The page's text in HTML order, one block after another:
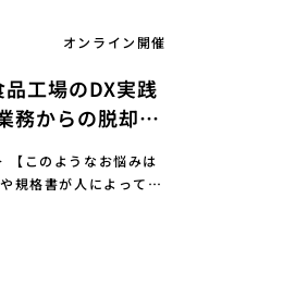
オンライン開催
品工場のDX実践
務からの脱却方
このようなお悩みは
規格書が人によって管